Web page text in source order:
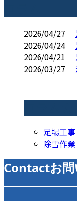
2026/04/27
2026/04/24
2026/04/21
2026/03/27
足場工
除雪作業
Contactお